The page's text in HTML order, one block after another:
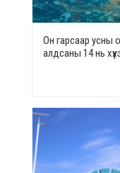
Он гарсаар усны
алдсаны 14 нь